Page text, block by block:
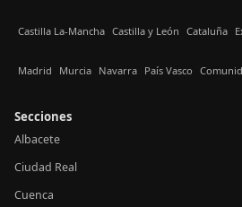
Castilla La-Mancha Castilla y León Cataluña
Madrid Murcia Navarra País Vasco
Secciones
Albacete
Ciudad Real
Cuenca